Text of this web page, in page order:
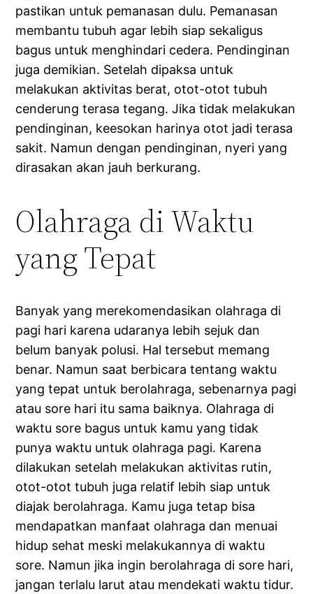
pastikan untuk pemanasan dulu. Pemanasan
membantu tubuh agar lebih siap sekaligus
bagus untuk menghindari cedera. Pendinginan
juga demikian. Setelah dipaksa untuk
melakukan aktivitas berat, otot-otot tubuh
cenderung terasa tegang. Jika tidak melakukan
pendinginan, keesokan harinya otot jadi terasa
sakit. Namun dengan pendinginan, nyeri yang
dirasakan akan jauh berkurang.
Olahraga di Waktu
yang Tepat
Banyak yang merekomendasikan olahraga di
pagi hari karena udaranya lebih sejuk dan
belum banyak polusi. Hal tersebut memang
benar. Namun saat berbicara tentang waktu
yang tepat untuk berolahraga, sebenarnya pagi
atau sore hari itu sama baiknya. Olahraga di
waktu sore bagus untuk kamu yang tidak
punya waktu untuk olahraga pagi. Karena
dilakukan setelah melakukan aktivitas rutin,
otot-otot tubuh juga relatif lebih siap untuk
diajak berolahraga. Kamu juga tetap bisa
mendapatkan manfaat olahraga dan menuai
hidup sehat meski melakukannya di waktu
sore. Namun jika ingin berolahraga di sore hari,
jangan terlalu larut atau mendekati waktu tidur.